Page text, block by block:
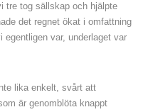
tre tog sällskap och hjälpte
det regnet ökat i omfattning
var, underlaget var
lika enkelt, svårt att
är genomblöta knappt